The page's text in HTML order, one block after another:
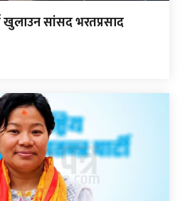
खुलाउन सांसद भरतप्रसाद